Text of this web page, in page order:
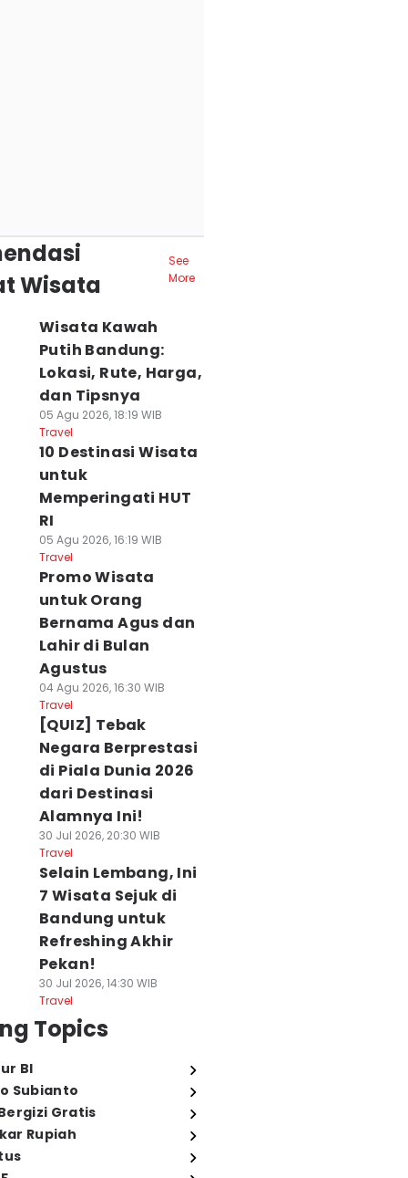
Wisata
See
More
Wisata Kawah
Putih Bandung:
Lokasi, Rute, Harga,
dan Tipsnya
05 Agu 2026, 18:19 WIB
Travel
10 Destinasi Wisata
untuk
Memperingati HUT
RI
05 Agu 2026, 16:19 WIB
Travel
Promo Wisata
untuk Orang
Bernama Agus dan
Lahir di Bulan
Agustus
04 Agu 2026, 16:30 WIB
Travel
[QUIZ] Tebak
Negara Berprestasi
di Piala Dunia 2026
dari Destinasi
Alamnya Ini!
30 Jul 2026, 20:30 WIB
Travel
Selain Lembang, Ini
7 Wisata Sejuk di
Bandung untuk
Refreshing Akhir
Pekan!
30 Jul 2026, 14:30 WIB
Travel
Topics
BI
Subianto
Gratis
Rupiah